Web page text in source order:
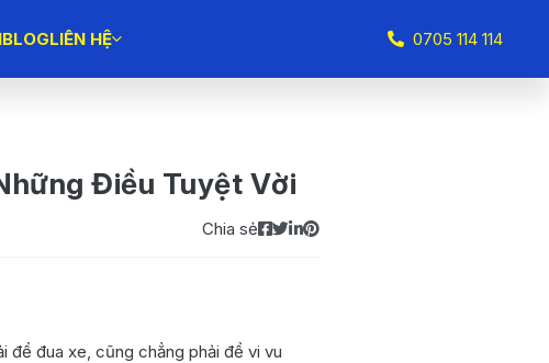
BLOGLIÊN HỆ 0705 114 114
Điều Tuyệt Vời
Chia sẻ
để đua xe, cũng chẳng phải để vi vu